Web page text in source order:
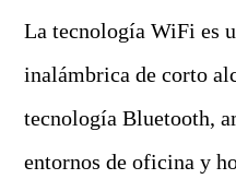
La tecnología WiFi es
inalámbrica de corto
tecnología Bluetooth,
entornos de oficina y